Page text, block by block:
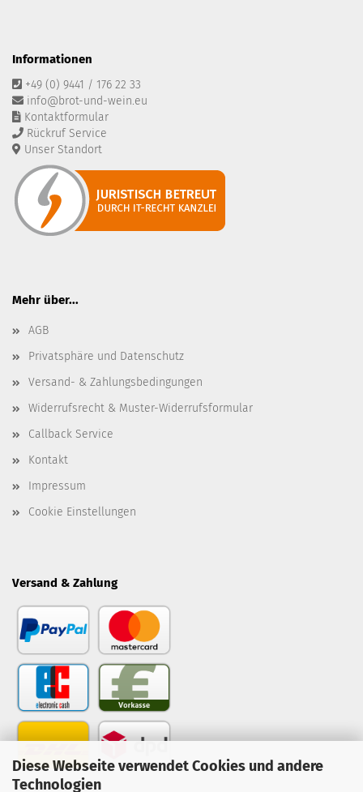
Diese Webseite verwendet Cookies und andere
Technologien
Informationen
+49 (0) 9441 / 176 22 33
info@brot-und-wein.eu
Kontaktformular
Rückruf Service
Unser Standort
Mehr über...
AGB
Privatsphäre und Datenschutz
Versand- & Zahlungsbedingungen
Widerrufsrecht & Muster-Widerrufsformular
Callback Service
Kontakt
Impressum
Cookie Einstellungen
Versand & Zahlung